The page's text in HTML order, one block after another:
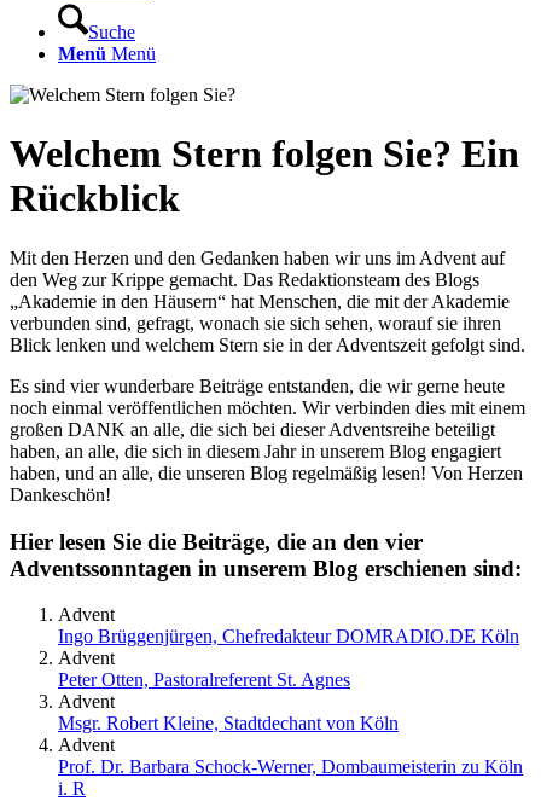
Suche
Menü Menü
Welchem Stern folgen Sie? Ein
Rückblick
Mit den Herzen und den Gedanken haben wir uns im Advent auf
den Weg zur Krippe gemacht. Das Redaktionsteam des Blogs
„Akademie in den Häusern“ hat Menschen, die mit der Akademie
verbunden sind, gefragt, wonach sie sich sehen, worauf sie ihren
Blick lenken und welchem Stern sie in der Adventszeit gefolgt sind.
Es sind vier wunderbare Beiträge entstanden, die wir gerne heute
noch einmal veröffentlichen möchten. Wir verbinden dies mit einem
großen DANK an alle, die sich bei dieser Adventsreihe beteiligt
haben, an alle, die sich in diesem Jahr in unserem Blog engagiert
haben, und an alle, die unseren Blog regelmäßig lesen! Von Herzen
Dankeschön!
Hier lesen Sie die Beiträge, die an den vier
Adventssonntagen in unserem Blog erschienen sind:
Advent
Ingo Brüggenjürgen, Chefredakteur DOMRADIO.DE Köln
Advent
Peter Otten, Pastoralreferent St. Agnes
Advent
Msgr. Robert Kleine, Stadtdechant von Köln
Advent
Prof. Dr. Barbara Schock-Werner, Dombaumeisterin zu Köln
i. R